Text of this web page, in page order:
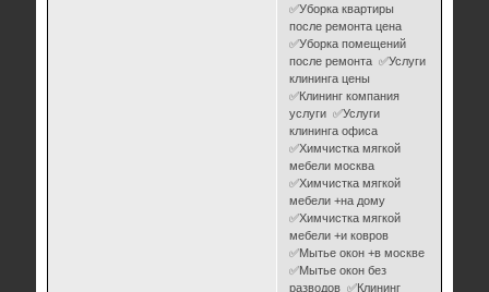
✅Уборка квартиры
после ремонта цена
✅Уборка помещений
после ремонта ✅Услуги
клининга цены
✅Клининг компания
услуги ✅Услуги
клининга офиса
✅Химчистка мягкой
мебели москва
✅Химчистка мягкой
мебели +на дому
✅Химчистка мягкой
мебели +и ковров
✅Мытье окон +в москве
✅Мытье окон без
разводов ✅Клининг